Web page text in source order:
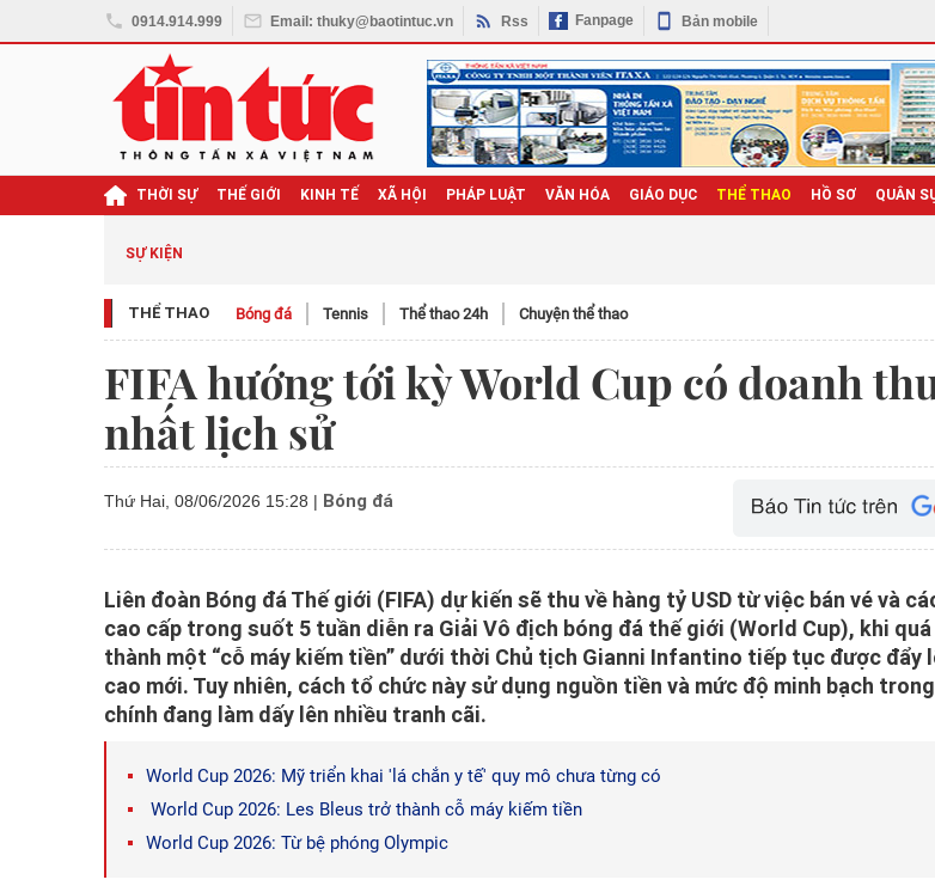
0914.914.999 Email: thuky@baotintuc.vn Rss Fanpage Bản mobile
THỜI SỰ THẾ GIỚI KINH TẾ XÃ HỘI PHÁP LUẬT VĂN HÓA GIÁO DỤC THỂ THAO HỒ SƠ QUÂN
SỰ KIỆN
THỂ THAO Bóng đá Tennis Thể thao 24h Chuyện thể thao
FIFA hướng tới kỳ World Cup có doanh
nhất lịch sử
Thứ Hai, 08/06/2026 15:28 | Bóng đá
Liên đoàn Bóng đá Thế giới (FIFA) dự kiến sẽ thu về hàng tỷ USD từ việc bán vé và
cao cấp trong suốt 5 tuần diễn ra Giải Vô địch bóng đá thế giới (World Cup), khi quá
thành một “cỗ máy kiếm tiền” dưới thời Chủ tịch Gianni Infantino tiếp tục được đẩy
cao mới. Tuy nhiên, cách tổ chức này sử dụng nguồn tiền và mức độ minh bạch
chính đang làm dấy lên nhiều tranh cãi.
World Cup 2026: Mỹ triển khai 'lá chắn y tế' quy mô chưa từng có
World Cup 2026: Les Bleus trở thành cỗ máy kiếm tiền
World Cup 2026: Từ bệ phóng Olympic